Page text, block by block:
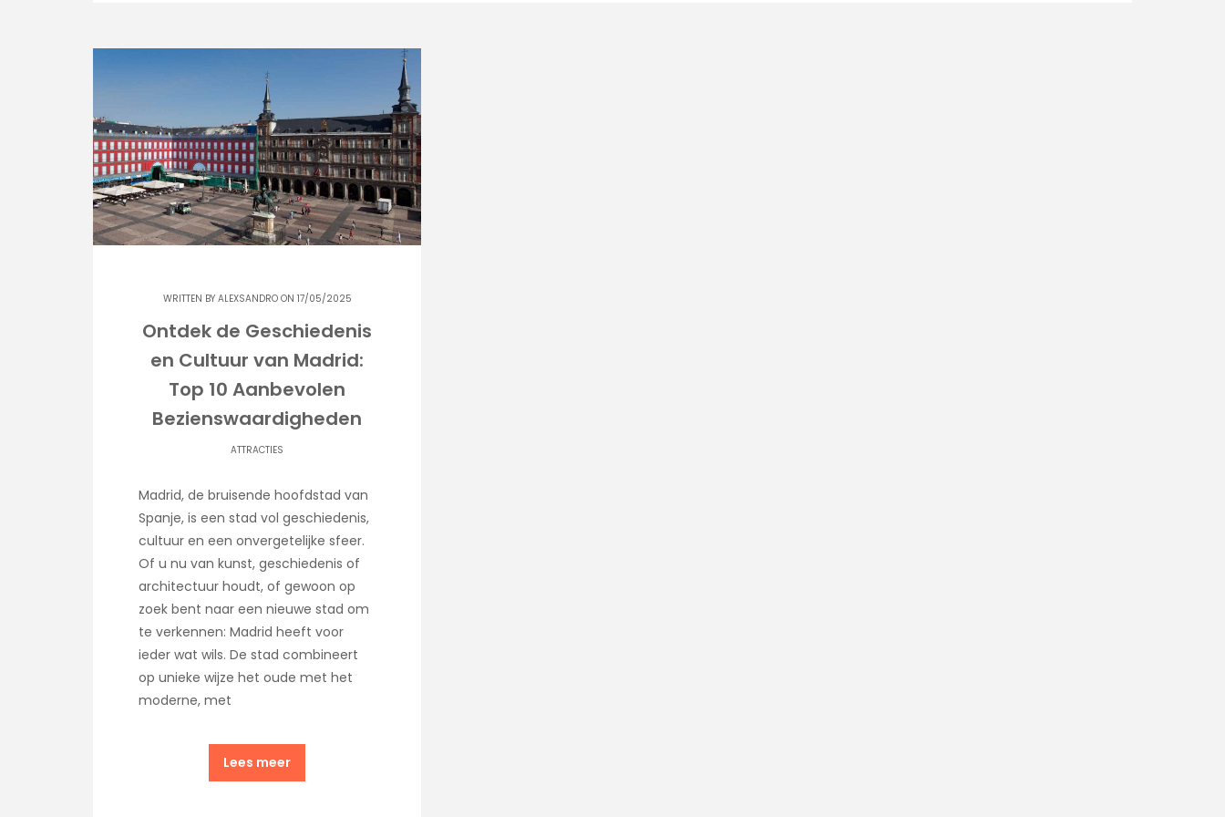
WRITTEN BY ALEXSANDROON 17/05/2025
Ontdek de Geschiedenis
en Cultuur van Madrid:
Top 10 Aanbevolen
Bezienswaardigheden
ATTRACTIES
Madrid, de bruisende hoofdstad van
Spanje, is een stad vol geschiedenis,
cultuur en een onvergetelijke sfeer.
Of u nu van kunst, geschiedenis of
architectuur houdt, of gewoon op
zoek bent naar een nieuwe stad om
te verkennen: Madrid heeft voor
ieder wat wils. De stad combineert
op unieke wijze het oude met het
moderne, met
Lees meer